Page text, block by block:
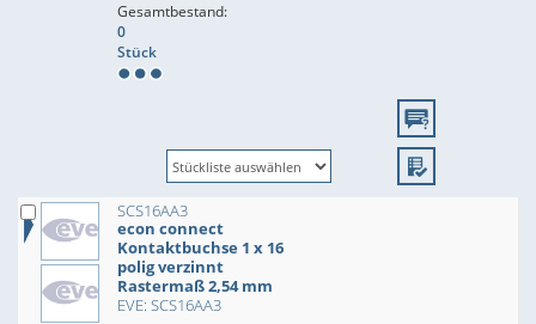
Gesamtbestand:
0
Stück
SCS16AA3
econ connect
Kontaktbuchse 1 x 16
polig verzinnt
Rastermaß 2,54 mm
EVE: SCS16AA3